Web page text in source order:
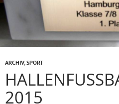
ARCHIV,SPORT
015